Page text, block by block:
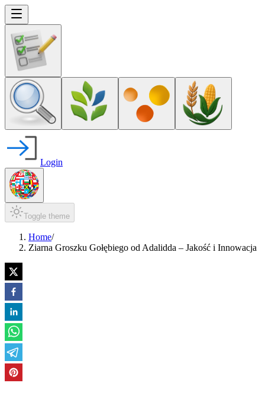
Login
Toggle theme
Home/
Ziarna Groszku Gołębiego od Adalidda – Jakość i Innowacja